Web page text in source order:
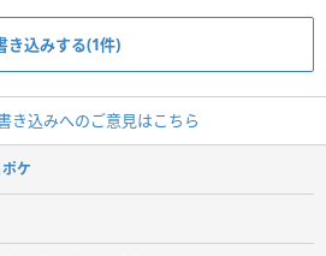
き込みする(1件)
き込みへのご意見はこちら
ケ